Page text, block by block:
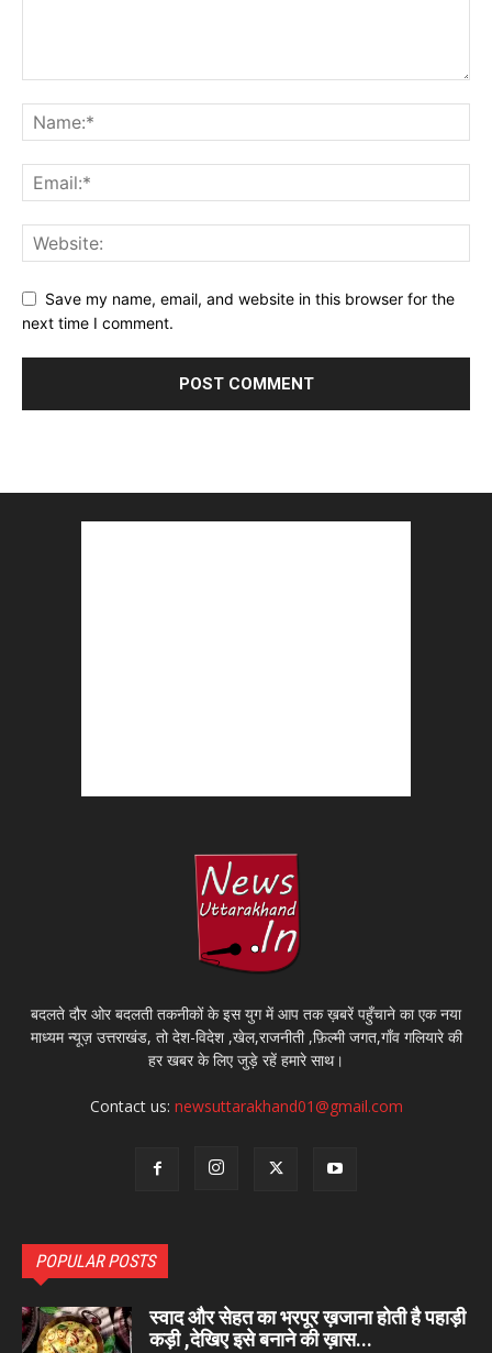
Save my name, email, and website in this browser for the
next time I comment.
बदलते दौर ओर बदलती तकनीकों के इस युग में आप तक ख़बरें पहुँचाने का एक नया
माध्यम न्यूज़ उत्तराखंड, तो देश-विदेश ,खेल,राजनीती ,फ़िल्मी जगत,गाँव गलियारे की
हर खबर के लिए जुड़े रहें हमारे साथ।
Contact us: newsuttarakhand01@gmail.com
POPULAR POSTS
स्वाद और सेहत का भरपूर ख़जाना होती है पहाड़ी
कड़ी ,देखिए इसे बनाने की ख़ास...